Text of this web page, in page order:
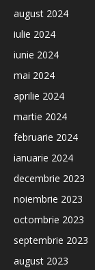
august 2024
iulie 2024
iunie 2024
mai 2024
aprilie 2024
martie 2024
februarie 2024
ianuarie 2024
decembrie 2023
noiembrie 2023
octombrie 2023
septembrie 2023
august 2023